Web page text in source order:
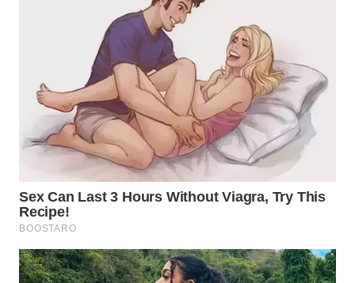
WN
KALSEL
WN
KALTIM
WN
SULSEL